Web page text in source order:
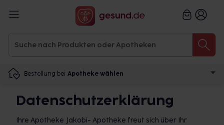
Bestellung bei Apotheke wählen
Datenschutzerklärung
Ihre Apotheke Jakobi- Apotheke freut sich über Ihr